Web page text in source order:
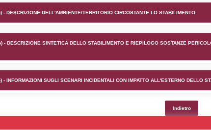
Stabilimento Sandoz
SEZIONE D (pubblico) - INFORMAZIONI GENERALI SU